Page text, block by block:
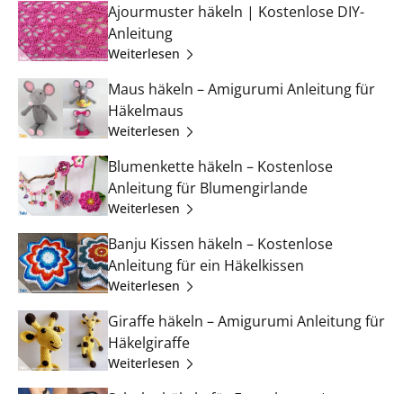
Ajourmuster häkeln | Kostenlose DIY-
Anleitung
Weiterlesen
Maus häkeln – Amigurumi Anleitung für
Häkelmaus
Weiterlesen
Blumenkette häkeln – Kostenlose
Anleitung für Blumengirlande
Weiterlesen
Banju Kissen häkeln – Kostenlose
Anleitung für ein Häkelkissen
Weiterlesen
Giraffe häkeln – Amigurumi Anleitung für
Häkelgiraffe
Weiterlesen